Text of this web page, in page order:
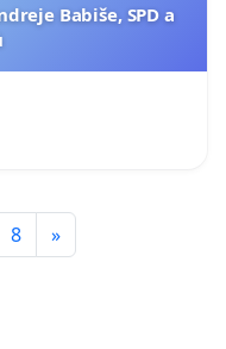
Babiše, SPD a
8 »